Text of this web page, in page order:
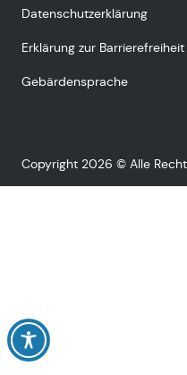
Datenschutzerklärung
Erklärung zur Barrierefreiheit
Gebärdensprache
Copyright 2026 © Alle